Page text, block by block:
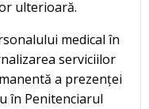
ulterioară.
medical în
serviciilor
a prezenței
în Penitenciarul